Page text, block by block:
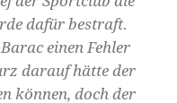
dafür bestraft.
einen Fehler
darauf hätte der
können, doch der